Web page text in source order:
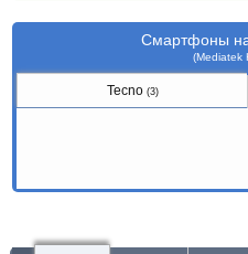
Смартфоны
(Mediatek
Tecno (3)